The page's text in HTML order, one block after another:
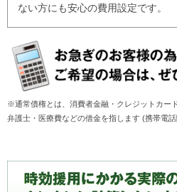
ない方にも安心の費用設定です。
※通常債権とは、消費者金融・クレジットカー
弁護士・医療費などの借金を指します (携帯電